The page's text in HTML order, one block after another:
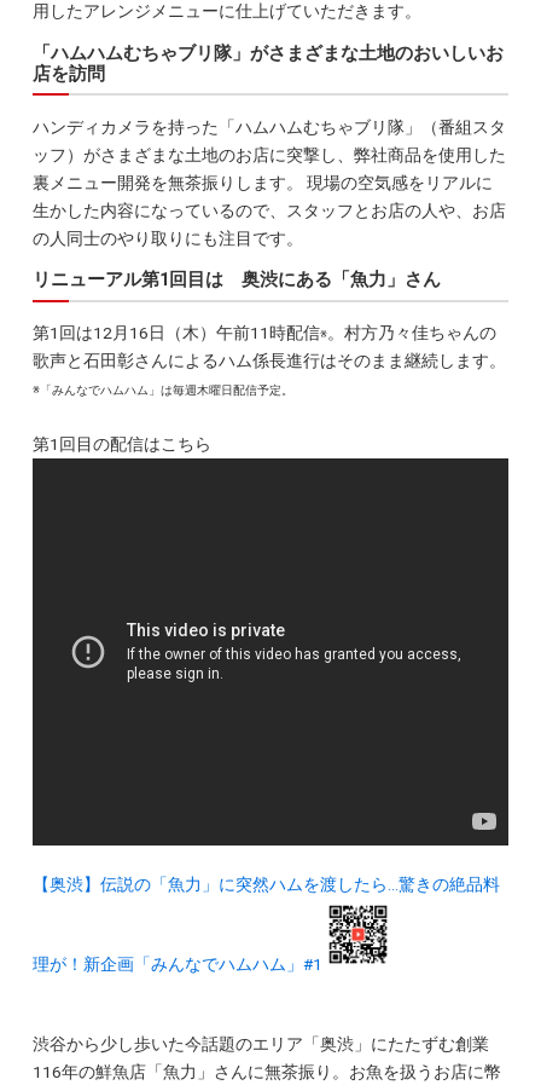
用したアレンジメニューに仕上げていただきます。
「ハムハムむちゃブリ隊」がさまざまな土地のおいしいお
店を訪問
ハンディカメラを持った「ハムハムむちゃブリ隊」（番組スタ
ッフ）がさまざまな土地のお店に突撃し、弊社商品を使用した
裏メニュー開発を無茶振りします。 現場の空気感をリアルに
生かした内容になっているので、スタッフとお店の人や、お店
の人同士のやり取りにも注目です。
リニューアル第1回目は 奥渋にある「魚力」さん
第1回は12月16日（木）午前11時配信※。村方乃々佳ちゃんの
歌声と石田彰さんによるハム係長進行はそのまま継続します。
※「みんなでハムハム」は毎週木曜日配信予定。
第1回目の配信はこちら
【奥渋】伝説の「魚力」に突然ハムを渡したら…驚きの絶品料
理が！新企画「みんなでハムハム」#1
渋谷から少し歩いた今話題のエリア「奥渋」にたたずむ創業
116年の鮮魚店「魚力」さんに無茶振り。お魚を扱うお店に幣